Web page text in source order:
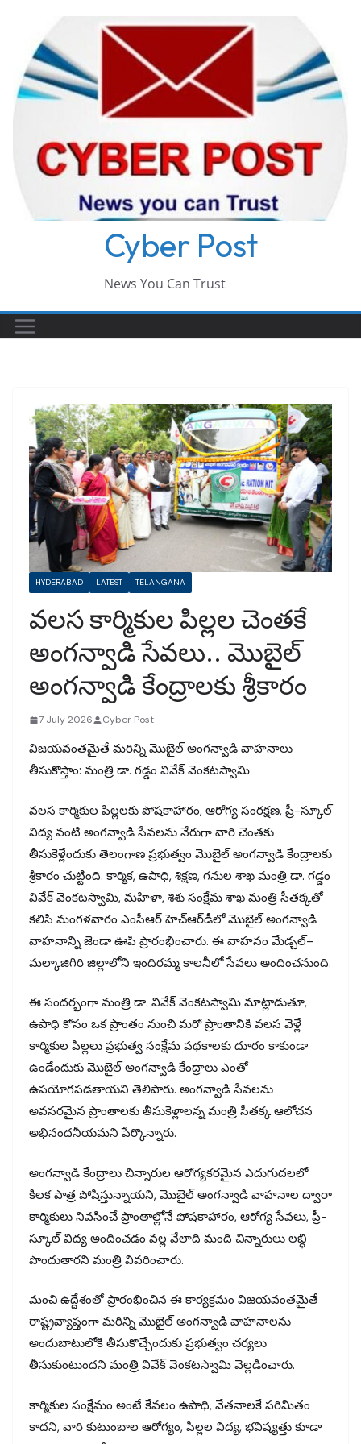
content
Cyber Post
News You Can Trust
HYDERABAD LATEST TELANGANA
వలస కార్మికుల పిల్లల చెంతకే
అంగన్వాడి సేవలు.. మొబైల్
అంగన్వాడి కేంద్రాలకు శ్రీకారం
7 July 2026 Cyber Post
విజయవంతమైతే మరిన్ని మొబైల్ అంగన్వాడి వాహనాలు
తీసుకొస్తాం: మంత్రి డా. గడ్డం వివేక్ వెంకటస్వామి
వలస కార్మికుల పిల్లలకు పోషకాహారం, ఆరోగ్య సంరక్షణ, ప్రీ-స్కూల్
విద్య వంటి అంగన్వాడి సేవలను నేరుగా వారి చెంతకు
తీసుకెళ్లేందుకు తెలంగాణ ప్రభుత్వం మొబైల్ అంగన్వాడి కేంద్రాలకు
శ్రీకారం చుట్టింది. కార్మిక, ఉపాధి, శిక్షణ, గనుల శాఖ మంత్రి డా. గడ్డం
వివేక్ వెంకటస్వామి, మహిళా, శిశు సంక్షేమ శాఖ మంత్రి సీతక్కతో
కలిసి మంగళవారం ఎంసీఆర్ హెచ్‌ఆర్‌డీలో మొబైల్ అంగన్వాడి
వాహనాన్ని జెండా ఊపి ప్రారంభించారు. ఈ వాహనం మేడ్చల్–
మల్కాజిగిరి జిల్లాలోని ఇందిరమ్మ కాలనీలో సేవలు అందించనుంది.
ఈ సందర్భంగా మంత్రి డా. వివేక్ వెంకటస్వామి మాట్లాడుతూ,
ఉపాధి కోసం ఒక ప్రాంతం నుంచి మరో ప్రాంతానికి వలస వెళ్లే
కార్మికుల పిల్లలు ప్రభుత్వ సంక్షేమ పథకాలకు దూరం కాకుండా
ఉండేందుకు మొబైల్ అంగన్వాడి కేంద్రాలు ఎంతో
ఉపయోగపడతాయని తెలిపారు. అంగన్వాడి సేవలను
అవసరమైన ప్రాంతాలకు తీసుకెళ్లాలన్న మంత్రి సీతక్క ఆలోచన
అభినందనీయమని పేర్కొన్నారు.
అంగన్వాడి కేంద్రాలు చిన్నారుల ఆరోగ్యకరమైన ఎదుగుదలలో
కీలక పాత్ర పోషిస్తున్నాయని, మొబైల్ అంగన్వాడి వాహనాల ద్వారా
కార్మికులు నివసించే ప్రాంతాల్లోనే పోషకాహారం, ఆరోగ్య సేవలు, ప్రీ-
స్కూల్ విద్య అందించడం వల్ల వేలాది మంది చిన్నారులు లబ్ధి
పొందుతారని మంత్రి వివరించారు.
మంచి ఉద్దేశంతో ప్రారంభించిన ఈ కార్యక్రమం విజయవంతమైతే
రాష్ట్రవ్యాప్తంగా మరిన్ని మొబైల్ అంగన్వాడి వాహనాలను
అందుబాటులోకి తీసుకొచ్చేందుకు ప్రభుత్వం చర్యలు
తీసుకుంటుందని మంత్రి వివేక్ వెంకటస్వామి వెల్లడించారు.
కార్మికుల సంక్షేమం అంటే కేవలం ఉపాధి, వేతనాలకే పరిమితం
కాదని, వారి కుటుంబాల ఆరోగ్యం, పిల్లల విద్య, భవిష్యత్తు కూడా